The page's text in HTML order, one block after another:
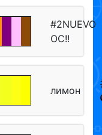
#2NUEVO
OC!!
лимон